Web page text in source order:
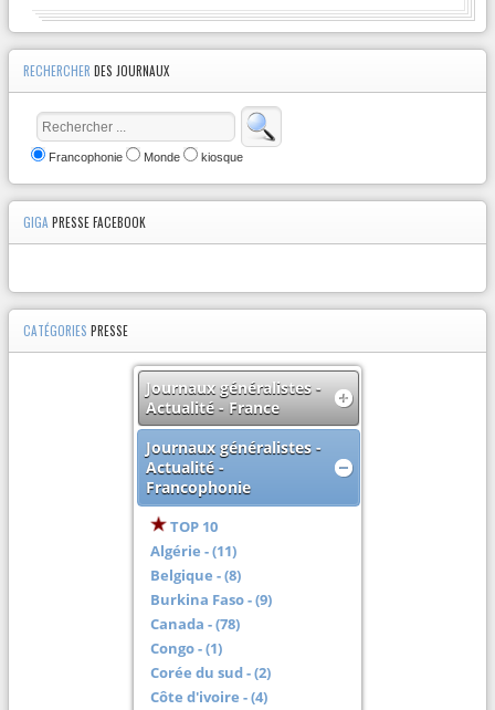
RECHERCHER DES JOURNAUX
Francophonie Monde kiosque
GIGAPRESSE FACEBOOK
CATÉGORIES PRESSE
Journaux généralistes -
Actualité - France
Journaux généralistes -
Actualité -
Francophonie
TOP 10
Algérie - (11)
Belgique - (8)
Burkina Faso - (9)
Canada - (78)
Congo - (1)
Corée du sud - (2)
Côte d'ivoire - (4)